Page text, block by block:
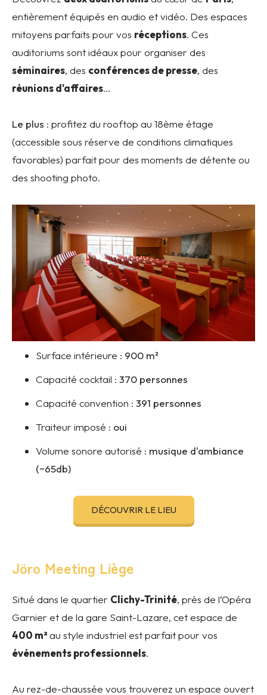
entièrement équipés en audio et vidéo. Des espaces
mitoyens parfaits pour vos réceptions. Ces
auditoriums sont idéaux pour organiser des
séminaires, des conférences de presse, des
réunions d'affaires…
Le plus : profitez du rooftop au 18ème étage
(accessible sous réserve de conditions climatiques
favorables) parfait pour des moments de détente ou
des shooting photo.
Surface intérieure : 900 m²
Capacité cocktail : 370 personnes
Capacité convention : 391 personnes
Traiteur imposé : oui
Volume sonore autorisé : musique d'ambiance
(~65db)
DÉCOUVRIR LE LIEU
Jöro Meeting Liège
Situé dans le quartier Clichy-Trinité, près de l’Opéra
Garnier et de la gare Saint-Lazare, cet espace de
400 m²au style industriel est parfait pour vos
événements professionnels.
Au rez-de-chaussée vous trouverez un espace ouvert